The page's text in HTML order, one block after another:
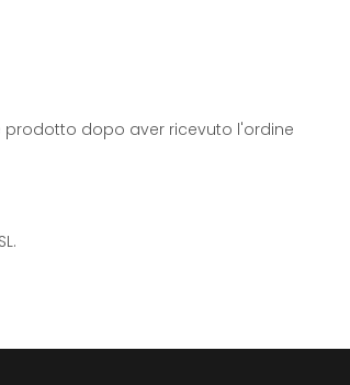
dopo aver ricevuto l'ordine